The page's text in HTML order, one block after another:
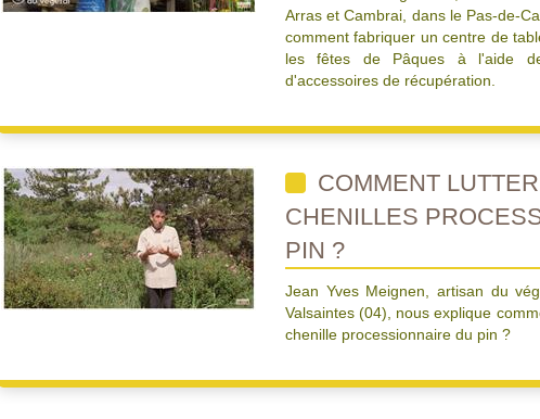
Arras et Cambrai, dans le Pas-de-
comment fabriquer un centre de
les fêtes de Pâques à l'aide
d'accessoires de récupération.
COMMENT
CHENILLES
PIN ?
Jean Yves Meignen, artisan du
Valsaintes (04), nous explique
chenille processionnaire du pin ?